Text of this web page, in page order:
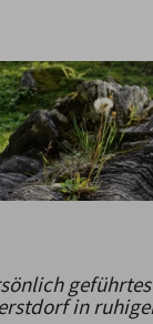
im Allgäu
Warenkorb ist
in